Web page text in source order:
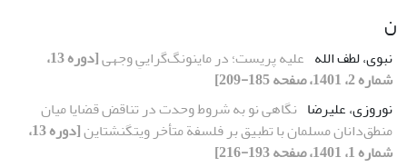
ن
نبوی، لطف الله علیه پریست؛ در ماینونگ‌گراییِ وجهی
[دوره 13،
شماره 2، 1401، صفحه 185-209]
نوروزی، علیرضا نگاهی نو به شروط وحدت در تناقض قضایا میان
منطق‌دانان مسلمان با تطبیق بر فلسفة متأخر ویتگنشتاین
[دوره 13،
شماره 1، 1401، صفحه 193-216]